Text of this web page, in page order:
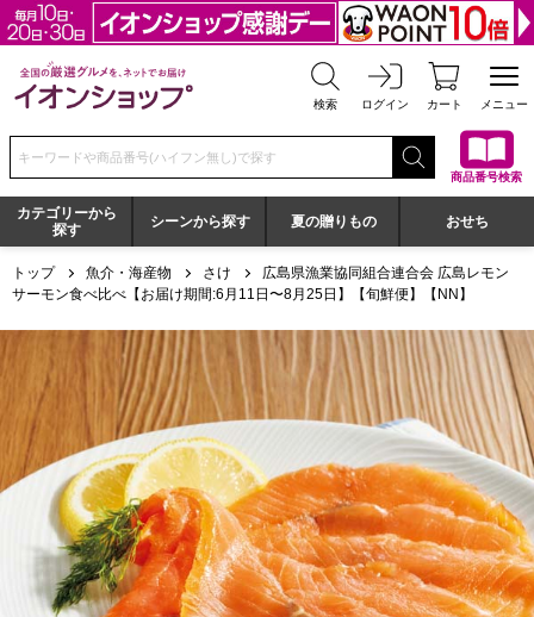
全国の厳選グルメを、ネットでお届け イオンショップ
検索 ログイン カート メニュー
検索キーワードまたは商品番号を入力してください
商品番号検索
カテゴリーから
探す
シーンから探す 夏の贈りもの おせち
トップ 魚介・海産物 さけ
広島県漁業協同組合連合会 広島レモン
サーモン食べ比べ【お届け期間:6月11日〜8月25日】【旬鮮便】【NN】
広島県漁業協同組合連合会 広島レモンサーモン食べ比べ【お